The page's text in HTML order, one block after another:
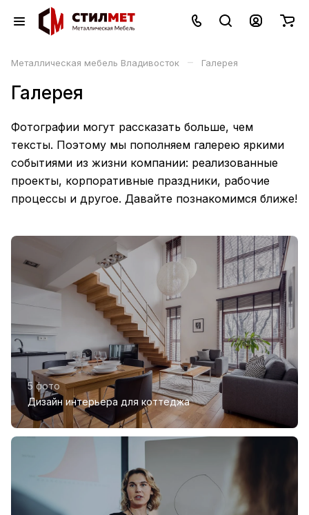
Металлическая мебель Владивосток – Галерея
Галерея
Фотографии могут рассказать больше, чем
тексты. Поэтому мы пополняем галерею яркими
событиями из жизни компании: реализованные
проекты, корпоративные праздники, рабочие
процессы и другое. Давайте познакомимся ближе!
5 фото
Дизайн интерьера для коттеджа